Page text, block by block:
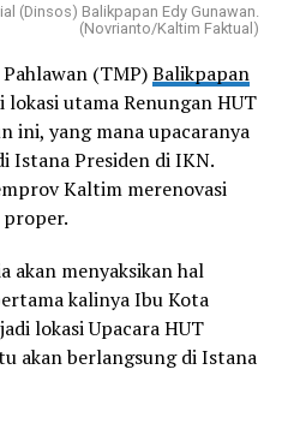
(Dinsos) Balikpapan Edy Gunawan.
(Novrianto/Kaltim Faktual)
Pahlawan (TMP)Balikpapan
lokasi utama Renungan HUT
ini, yang mana upacaranya
Istana Presiden di IKN.
Kaltim merenovasi
akan menyaksikan hal
kalinya Ibu Kota
lokasi Upacara HUT
akan berlangsung di Istana